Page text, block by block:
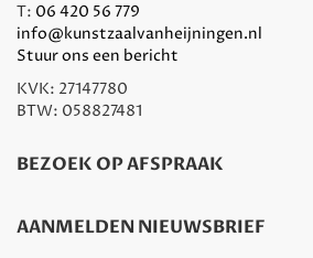
T: 06 420 56 779
info@kunstzaalvanheijningen.nl
Stuur ons een bericht
KVK: 27147780
BTW: 058827481
BEZOEK OP AFSPRAAK
AANMELDEN NIEUWSBRIEF